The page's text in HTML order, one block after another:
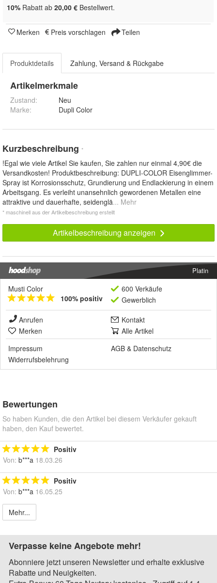
10% Rabatt ab 20,00 € Bestellwert.
Merken Preis vorschlagen Teilen
Produktdetails Zahlung, Versand & Rückgabe
Artikelmerkmale
Zustand:
Neu
Marke:
Dupli Color
Kurzbeschreibung *
!Egal wie viele Artikel Sie kaufen, Sie zahlen nur einmal 4,90€ die
Versandkosten! Produktbeschreibung: DUPLI-COLOR Eisenglimmer-
Spray ist Korrosionsschutz, Grundierung und Endlackierung in einem
Arbeitsgang. Es verleiht unansehnlich gewordenen Metallen eine
attraktive und dauerhafte, seidenglä... Mehr
* maschinell aus der Artikelbeschreibung erstellt
Artikelbeschreibung anzeigen
Platin
Musti Color
100% positiv
600 Verkäufe
Gewerblich
Anrufen
Kontakt
Merken
Alle Artikel
Impressum
AGB & Datenschutz
Widerrufsbelehrung
Bewertungen
So haben Kunden, die den Artikel bei diesem Verkäufer gekauft
haben, den Kauf bewertet.
Positiv
Von: b***a 18.03.26
Positiv
Von: b***a 16.05.25
Mehr...
Verpasse keine Angebote mehr!
Abonniere jetzt unseren Newsletter und erhalte exklusive
Rabatte und Neuigkeiten.